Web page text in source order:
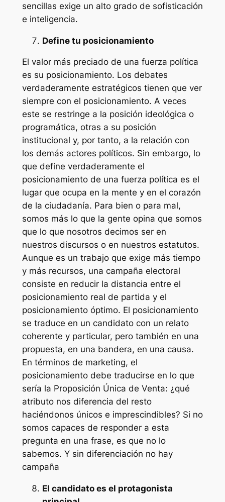
sencillas exige un alto grado de sofisticación
e inteligencia.
Define tu posicionamiento
El valor más preciado de una fuerza política
es su posicionamiento. Los debates
verdaderamente estratégicos tienen que ver
siempre con el posicionamiento. A veces
este se restringe a la posición ideológica o
programática, otras a su posición
institucional y, por tanto, a la relación con
los demás actores políticos. Sin embargo, lo
que define verdaderamente el
posicionamiento de una fuerza política es el
lugar que ocupa en la mente y en el corazón
de la ciudadanía. Para bien o para mal,
somos más lo que la gente opina que somos
que lo que nosotros decimos ser en
nuestros discursos o en nuestros estatutos.
Aunque es un trabajo que exige más tiempo
y más recursos, una campaña electoral
consiste en reducir la distancia entre el
posicionamiento real de partida y el
posicionamiento óptimo. El posicionamiento
se traduce en un candidato con un relato
coherente y particular, pero también en una
propuesta, en una bandera, en una causa.
En términos de marketing, el
posicionamiento debe traducirse en lo que
sería la Proposición Única de Venta: ¿qué
atributo nos diferencia del resto
haciéndonos únicos e imprescindibles? Si no
somos capaces de responder a esta
pregunta en una frase, es que no lo
sabemos. Y sin diferenciación no hay
campaña
El candidato es el protagonista